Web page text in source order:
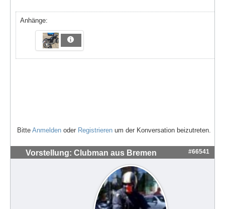
Anhänge:
Bitte Anmelden oder Registrieren um der Konversation beizutreten.
Vorstellung: Clubman aus Bremen #66541